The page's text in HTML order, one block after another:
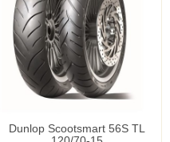
Dunlop Scootsmart 56S TL